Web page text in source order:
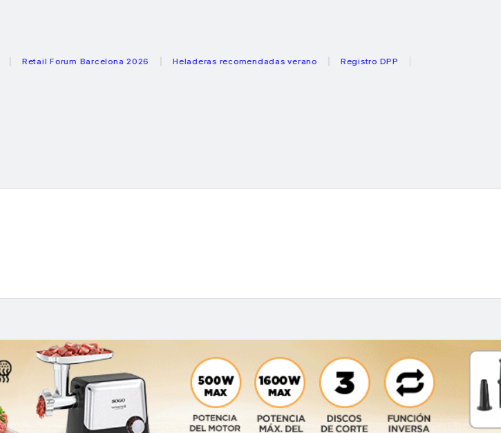
Forum Barcelona 2026 Heladeras recomendadas verano Registro DPP